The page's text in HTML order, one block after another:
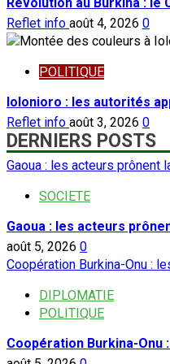
Reflet info août 4, 2026 0
POLITIQUE
Iolonioro : les autorités
Reflet info août 3, 2026 0
DERNIERS POSTS
Gaoua : les acteurs
SOCIETE
Gaoua : les acteurs
août 5, 2026 0
Coopération Burkina-Onu :
DIPLOMATIE
POLITIQUE
Coopération Burkina-Onu